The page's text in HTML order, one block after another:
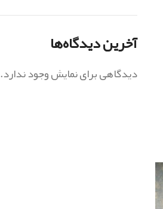
آخرین دیدگاه‌ها
دیدگاهی برای نمایش وجود ندارد.